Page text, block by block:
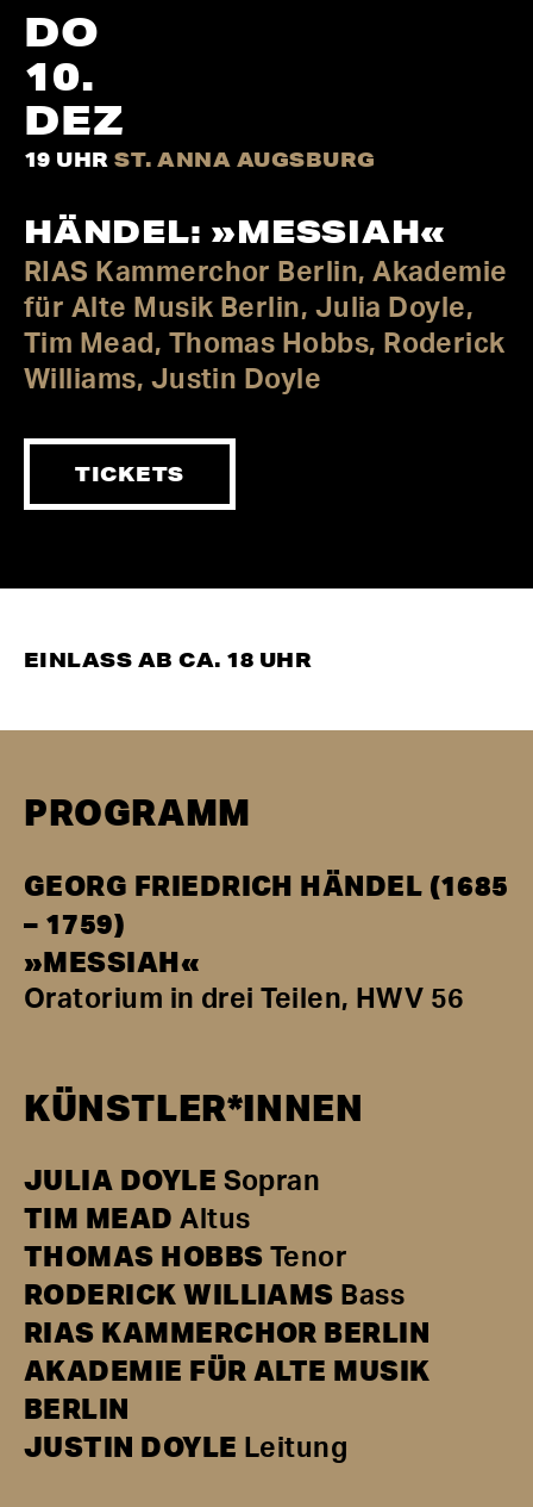
DO
10.
DEZ
19 UHRST. ANNA AUGSBURG
HÄNDEL: »MESSIAH«
RIAS Kammer­chor Berlin Akademie
für Alte Musik Berlin
Julia Doyle
Tim Mead
Thomas Hobbs
Roderick
Williams Justin Doyle
TICKETS
EINLASS AB CA. 18 UHR
PROGRAMM
GEORG FRIEDRICH HÄNDEL (1685
– 1759)
»MESSIAH«
Oratorium in drei Teilen, HWV 56
KÜNSTLER*INNEN
JULIA DOYLE Sopran
TIM MEAD Altus
THOMAS HOBBS Tenor
RODERICK WILLIAMS Bass
RIAS KAMMERCHOR BERLIN
AKADEMIE FÜR ALTE MUSIK
BERLIN
JUSTIN DOYLE Leitung